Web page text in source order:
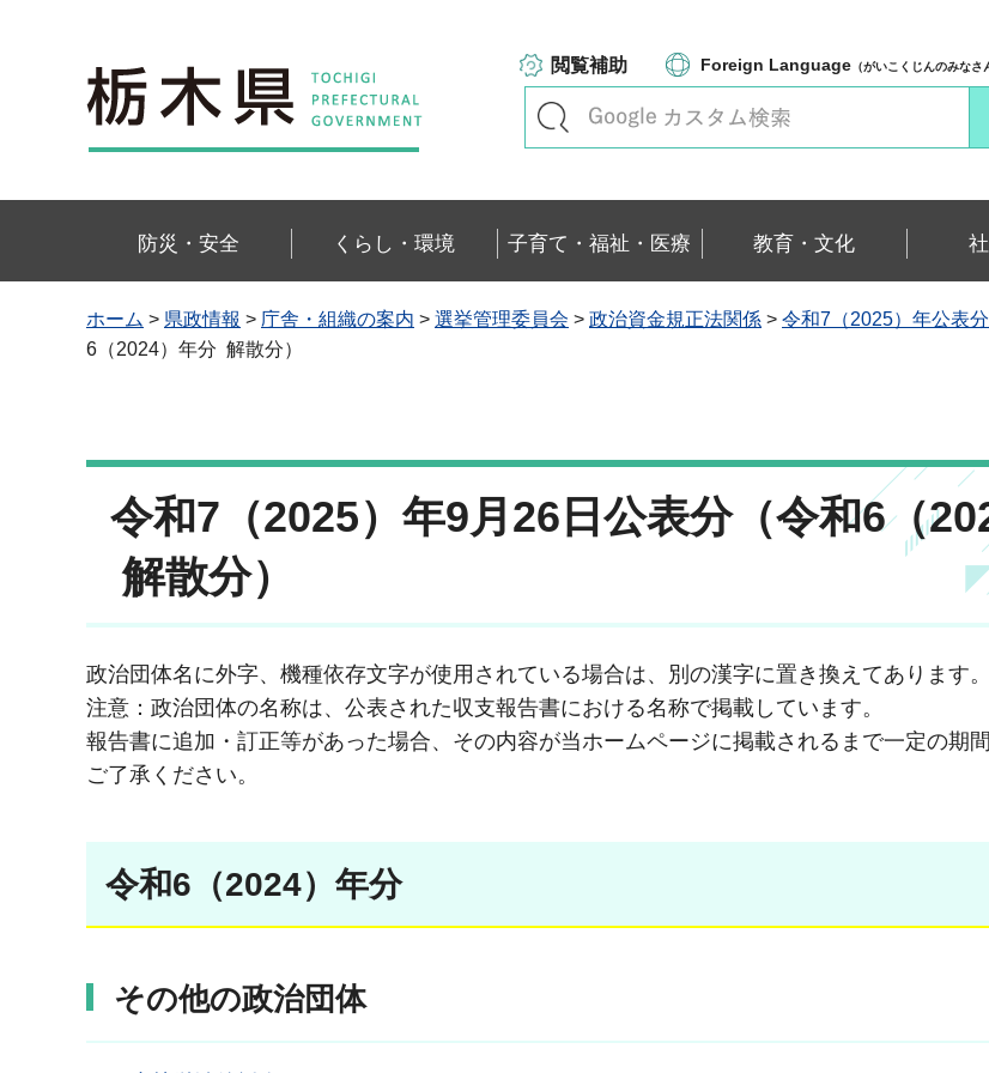
栃木県
閲覧補助 Foreign Language （がいこくじんのみなさ
防災・安全 くらし・環境 子育て・福祉・医療 教育・文化
ホーム > 県政情報 > 庁舎・組織の案内 > 選挙管理委員会 > 政治資金規正法関係 > 令和7（2025）年公表
6（2024）年分 解散分）
令和7（2025）年9月26日公表分（令和6（
解散分）
政治団体名に外字、機種依存文字が使用されている場合は、別の漢字に置き換えてあります。
注意：政治団体の名称は、公表された収支報告書における名称で掲載しています。
報告書に追加・訂正等があった場合、その内容が当ホームページに掲載されるまで一定の期
ご了承ください。
令和6（2024）年分
その他の政治団体